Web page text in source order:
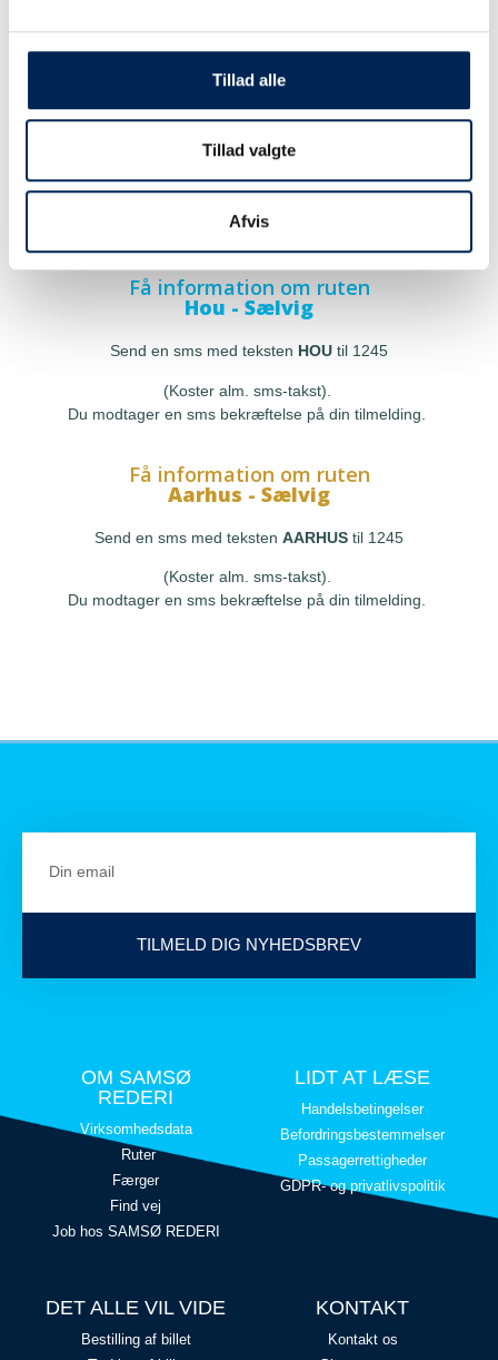
Tillad alle
Tillad valgte
Afvis
Få information om ruten
Hou - Sælvig
Send en sms med teksten HOU til 1245
(Koster alm. sms-takst).
Du modtager en sms bekræftelse på din tilmelding.
Få information om ruten
Aarhus - Sælvig
Send en sms med teksten AARHUS til 1245
(Koster alm. sms-takst).
Du modtager en sms bekræftelse på din tilmelding.
TILMELD DIG NYHEDSBREV
OM SAMSØ
REDERI
Virksomhedsdata
Ruter
Færger
Find vej
Job hos SAMSØ REDERI
LIDT AT LÆSE
Handelsbetingelser
Befordringsbestemmelser
Passagerrettigheder
GDPR- og privatlivspolitik
DET ALLE VIL VIDE
Bestilling af billet
KONTAKT
Kontakt os